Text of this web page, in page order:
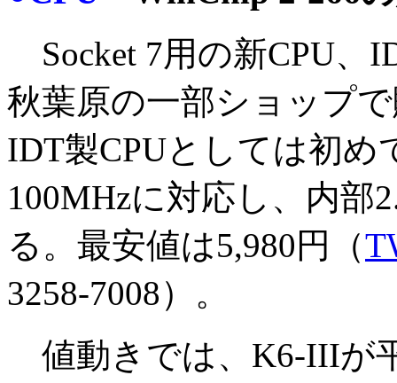
Socket 7用の新CPU、
秋葉原の一部ショップ
IDT製CPUとしては初め
100MHzに対応し、内部
る。最安値は5,980円（
3258-7008）。
値動きでは、K6-IIIが